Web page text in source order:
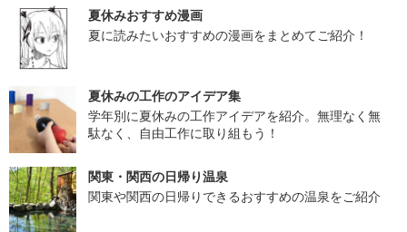
夏休みおすすめ漫画
夏に読みたいおすすめの漫画をまとめてご紹介！
夏休みの工作のアイデア集
学年別に夏休みの工作アイデアを紹介。無理なく無
駄なく、自由工作に取り組もう！
関東・関西の日帰り温泉
関東や関西の日帰りできるおすすめの温泉をご紹介